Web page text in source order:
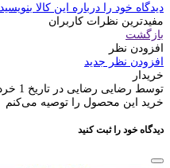
دیدگاه خود را درباره این کالا بنویسید
مفیدترین نظرات کاربران
بازگشت
افزودن نظر
افزودن نظر جدید
خریدار
توسط رضایی رضایی در تاریخ 1 خرداد 1402
خرید این محصول را توصیه می‌کنم
دیدگاه خود را ثبت کنید